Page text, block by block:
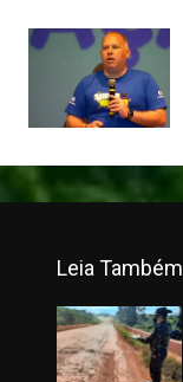
Leia Também